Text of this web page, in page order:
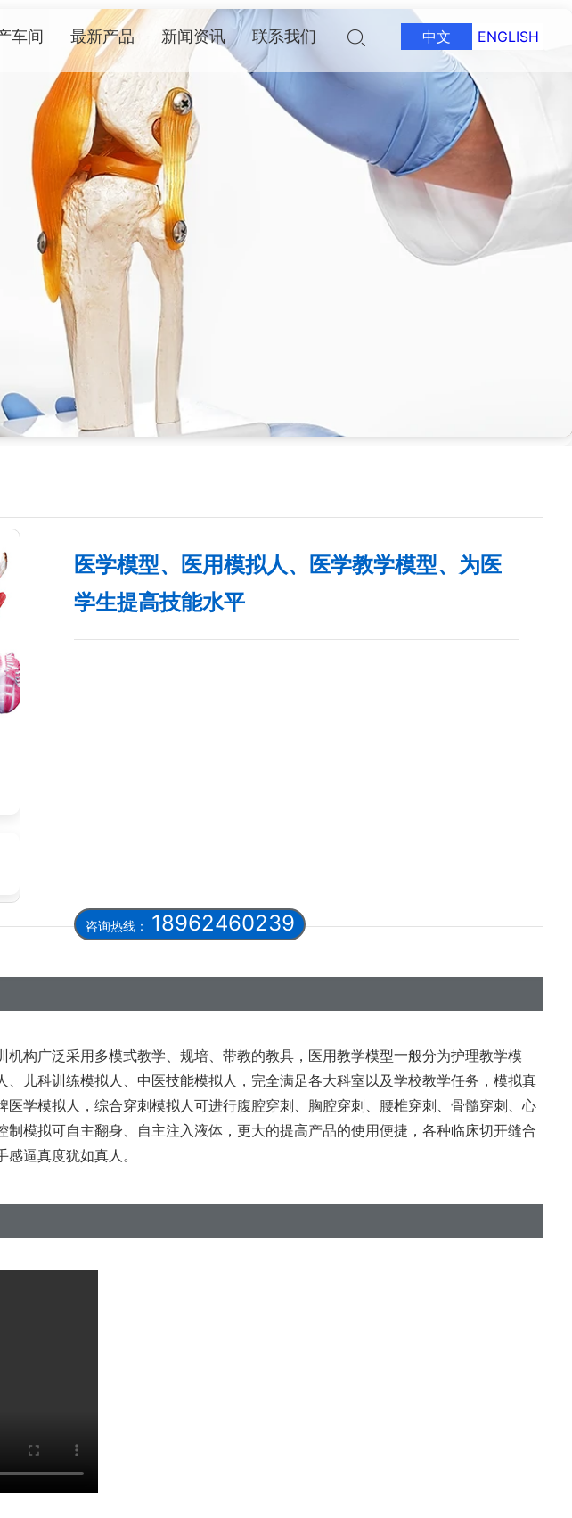
车间 最新产品 新闻资讯 联系我们 中文 ENGLISH
医学模型、医用模拟人、医学教学模型、为医
学生提高技能水平
咨询热线： 18962460239
构广泛采用多模式教学、规培、带教的教具，医用教学模型一般分为护理教学模
儿科训练模拟人、中医技能模拟人，完全满足各大科室以及学校教学任务，模拟真
学模拟人，综合穿刺模拟人可进行腹腔穿刺、胸腔穿刺、腰椎穿刺、骨髓穿刺、心
模拟可自主翻身、自主注入液体，更大的提高产品的使用便捷，各种临床切开缝合
逼真度犹如真人。